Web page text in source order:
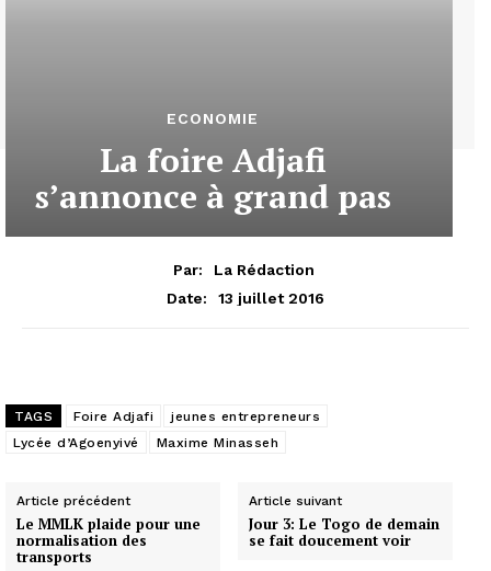
ECONOMIE
La foire Adjafi
s’annonce à grand pas
Par:
La Rédaction
Date:
13 juillet 2016
TAGS Foire Adjafi
jeunes entrepreneurs
Lycée d’Agoenyivé
Maxime Minasseh
Article précédent
Le MMLK plaide pour une
normalisation des
transports
Article suivant
Jour 3: Le Togo de demain
se fait doucement voir